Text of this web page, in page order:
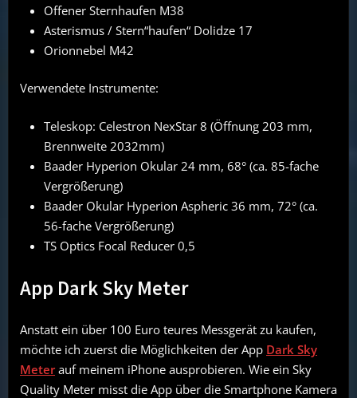
Offener Sternhaufen M38
Asterismus / Stern“haufen“ Dolidze 17
Orionnebel M42
Verwendete Instrumente:
Teleskop: Celestron NexStar 8 (Öffnung 203 mm,
Brennweite 2032mm)
Baader Hyperion Okular 24 mm, 68° (ca. 85-fache
Vergrößerung)
Baader Okular Hyperion Aspheric 36 mm, 72° (ca.
56-fache Vergrößerung)
TS Optics Focal Reducer 0,5
App Dark Sky Meter
Anstatt ein über 100 Euro teures Messgerät zu kaufen,
möchte ich zuerst die Möglichkeiten der App Dark Sky
Meterauf meinem iPhone ausprobieren. Wie ein Sky
Quality Meter misst die App über die Smartphone Kamera